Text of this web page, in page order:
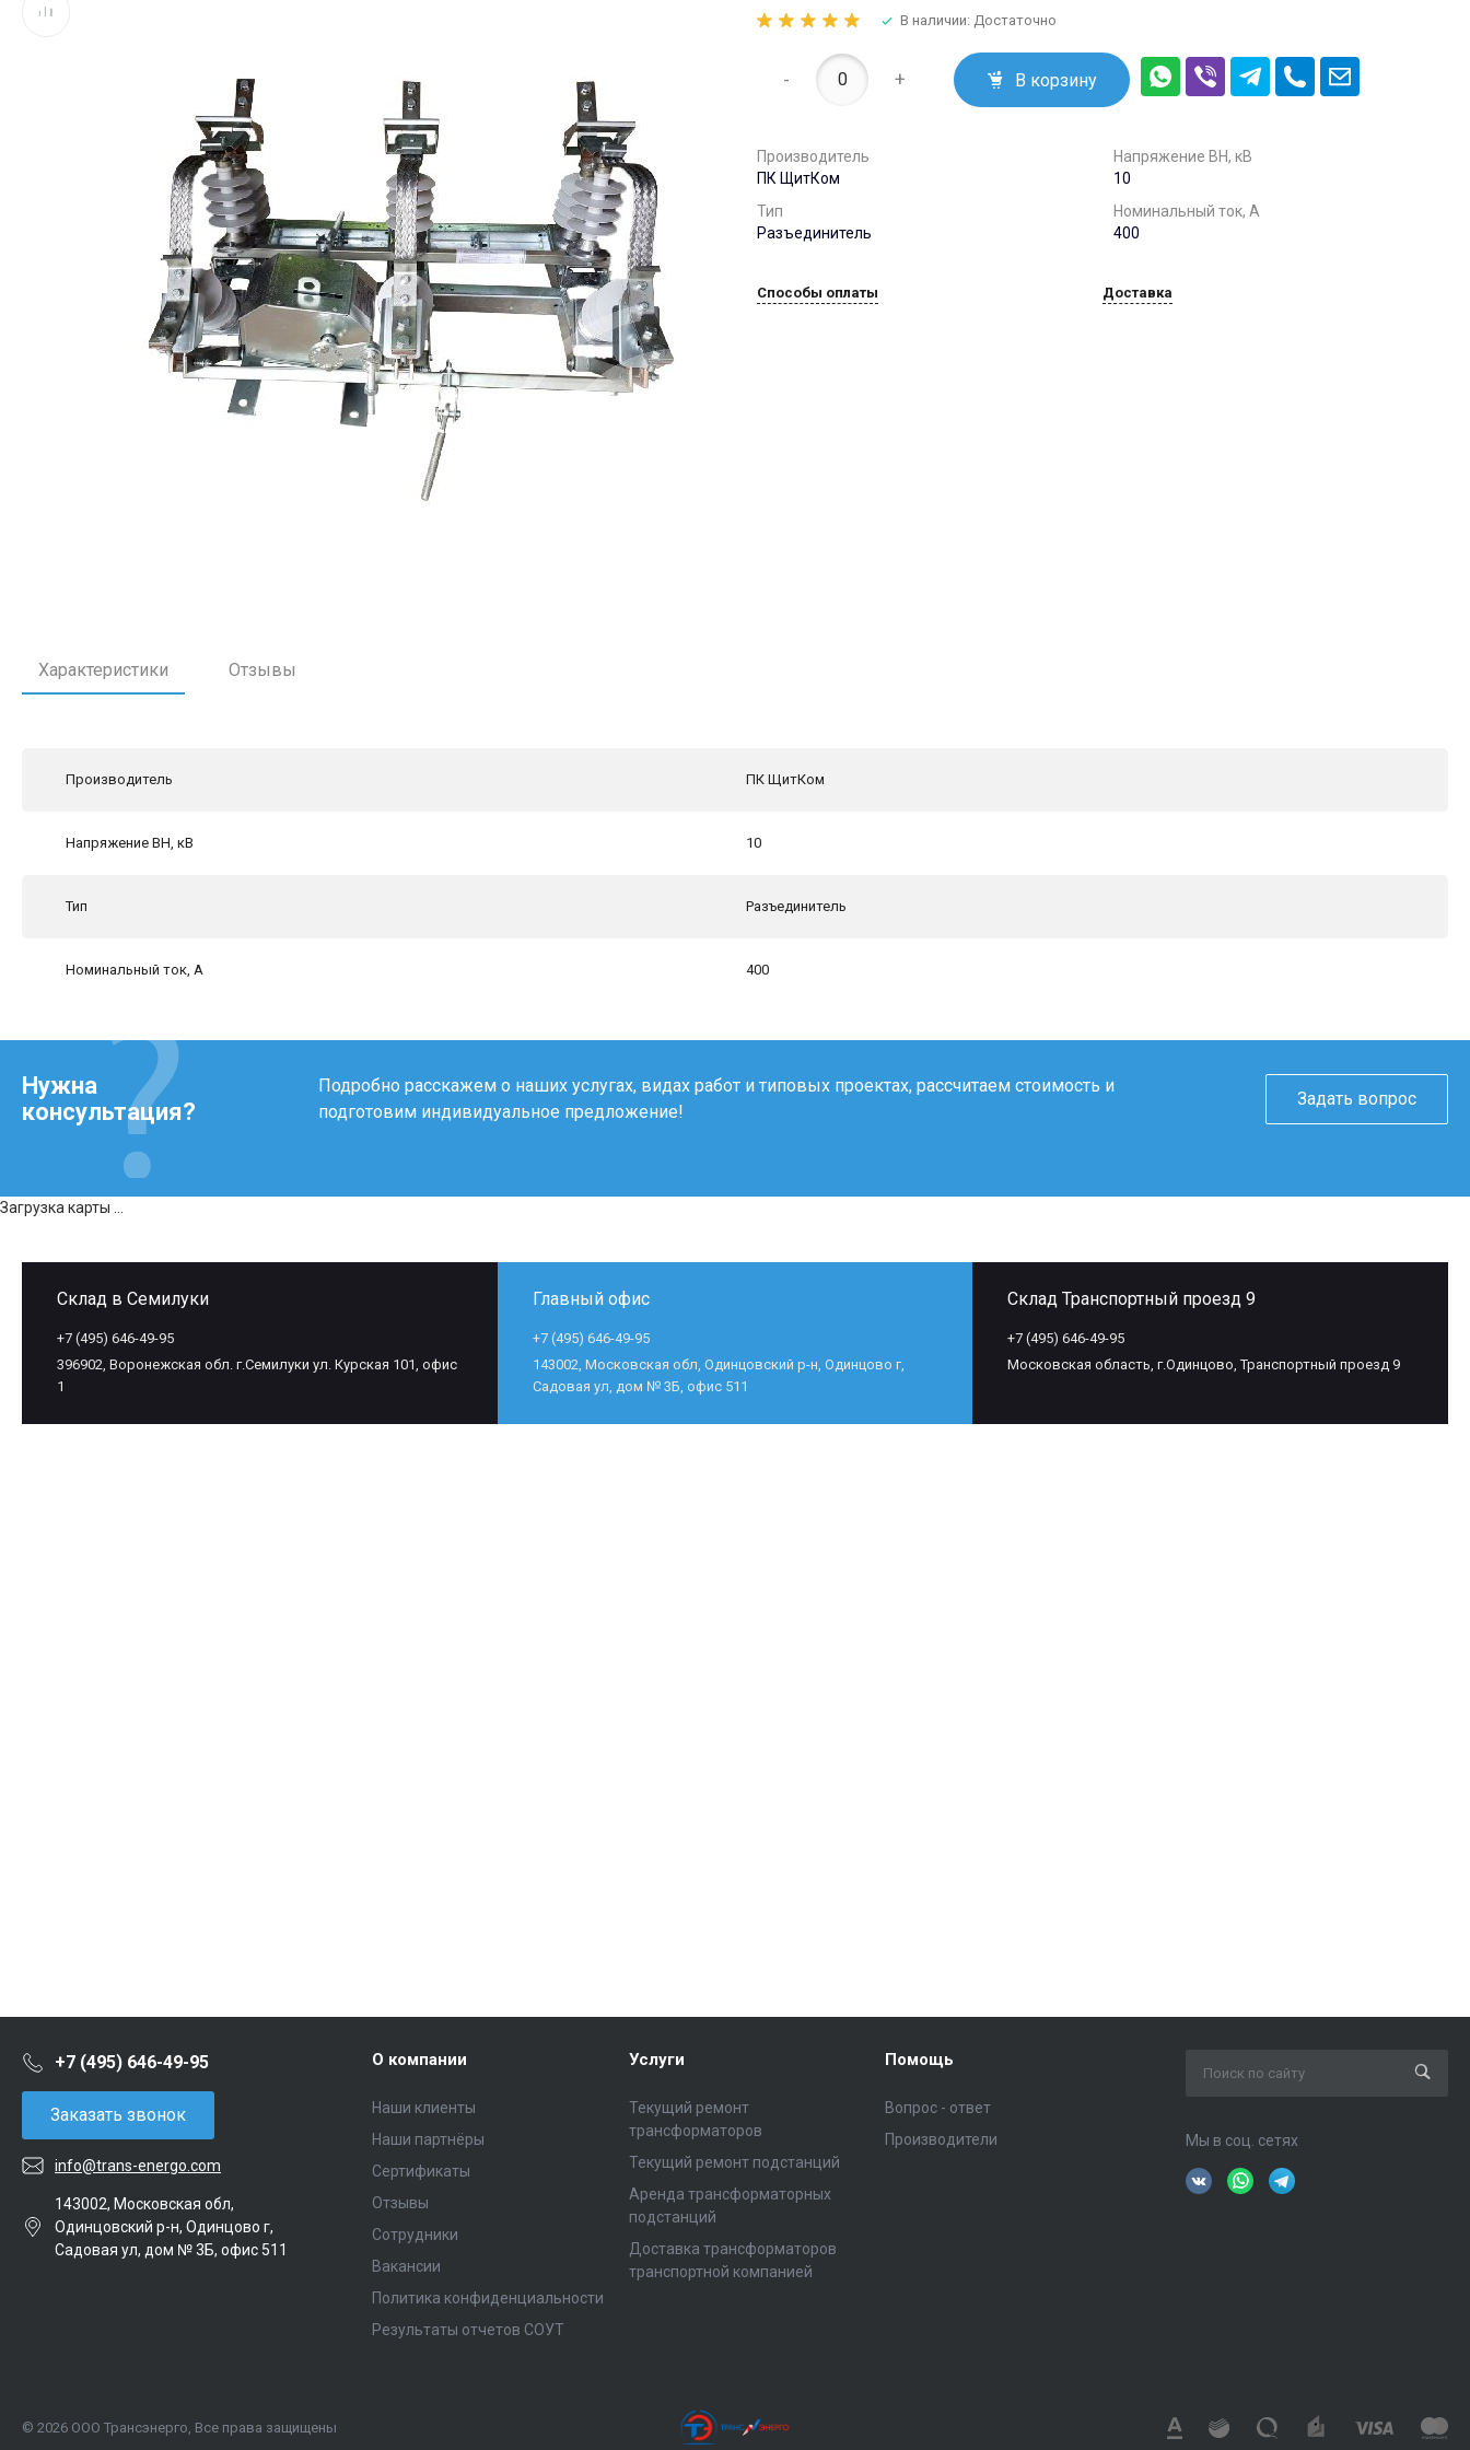
+7 (495) 646-49-95
396902, Воронежская
обл. г.Семилуки ул.
В наличии: Достаточно
- + В корзину
Производитель
ПК ЩитКом
Напряжение ВН, кВ
10
Тип
Разъединитель
Номинальный ток, А
400
Способы оплаты Доставка
Характеристики Отзывы
Производитель ПК ЩитКом
Напряжение ВН, кВ 10
Тип Разъединитель
Номинальный ток, А 400
Нужна
консультация?
Подробно расскажем о наших услугах, видах работ и типовых проектах, рассчитаем стоимость и
подготовим индивидуальное предложение!
Задать вопрос
Склад в Семилуки
+7 (495) 646-49-95
396902, Воронежская обл. г.Семилуки ул. Курская 101, офис
1
Главный офис
+7 (495) 646-49-95
143002, Московская обл, Одинцовский р-н, Одинцово г,
Садовая ул, дом № 3Б, офис 511
Склад Транспортный проезд 9
+7 (495) 646-49-95
Московская область, г.Одинцово, Транспортный проезд 9
Загрузка карты ...
+7 (495) 646-49-95
Заказать звонок
info@trans-energo.com
143002, Московская обл,
Одинцовский р-н, Одинцово г,
Садовая ул, дом № 3Б, офис 511
О компании
Наши клиенты
Наши партнёры
Сертификаты
Отзывы
Сотрудники
Вакансии
Политика конфиденциальности
Результаты отчетов СОУТ
Услуги
Текущий ремонт
трансформаторов
Текущий ремонт подстанций
Аренда трансформаторных
подстанций
Доставка трансформаторов
транспортной компанией
Помощь
Вопрос - ответ
Производители
Мы в соц. сетях
© 2026 ООО Трансэнерго, Все права защищены